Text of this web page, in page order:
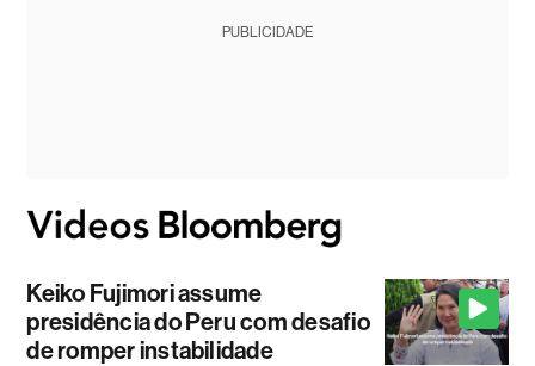
PUBLICIDADE
Keiko Fujimori assume
presidência do Peru com desafio
de romper instabilidade